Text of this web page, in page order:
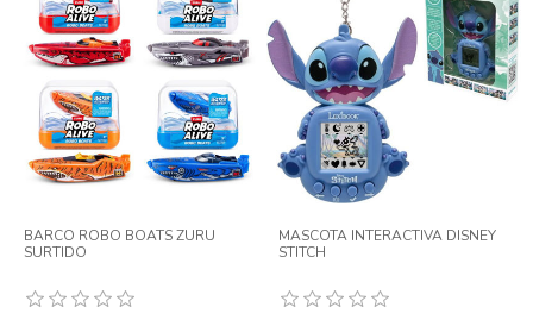
BARCO ROBO BOATS ZURU
SURTIDO
MASCOTA INTERACTIVA DISNEY
STITCH